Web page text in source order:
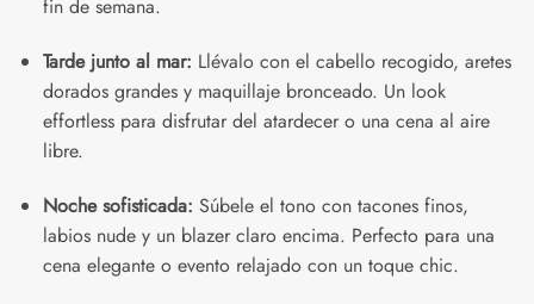
fin de semana.
Tarde junto al mar: Llévalo con el cabello recogido, aretes
dorados grandes y maquillaje bronceado. Un look
effortless para disfrutar del atardecer o una cena al aire
libre.
Noche sofisticada: Súbele el tono con tacones finos,
labios nude y un blazer claro encima. Perfecto para una
cena elegante o evento relajado con un toque chic.